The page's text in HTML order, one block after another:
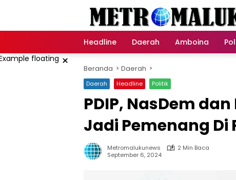
Headline Daerah Amboina
× Beranda Daerah
Daerah Headline Politik
PDIP, NasDem
Jadi Pemenang Di
Metromalukunews
2 Min Baca
September 6, 2024